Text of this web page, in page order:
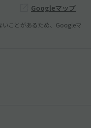
Googleマップ
ことがあるため、Googleマ